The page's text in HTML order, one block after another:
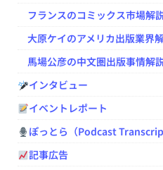
フランスのコミックス市場解
大原ケイのアメリカ出版業界
馬場公彦の中文圏出版事情解
インタビュー
イベントレポート
ぽっとら（Podcast
記事広告